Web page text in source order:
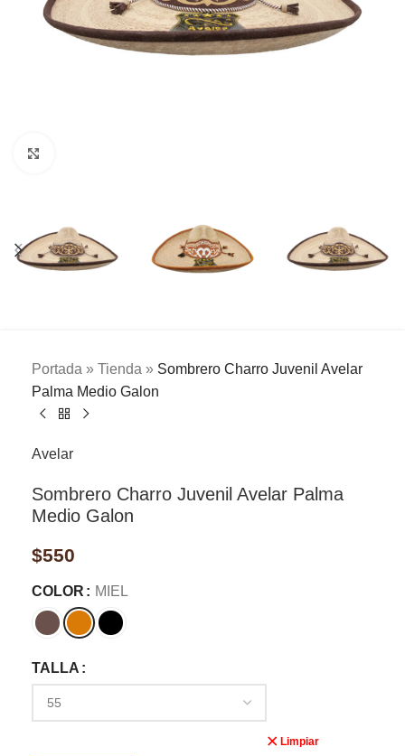
Portada » Tienda » Sombrero Charro Juvenil Avelar
Palma Medio Galon
Avelar
Sombrero Charro Juvenil Avelar Palma
Medio Galon
$550
COLOR MIEL
TALLA
Limpiar